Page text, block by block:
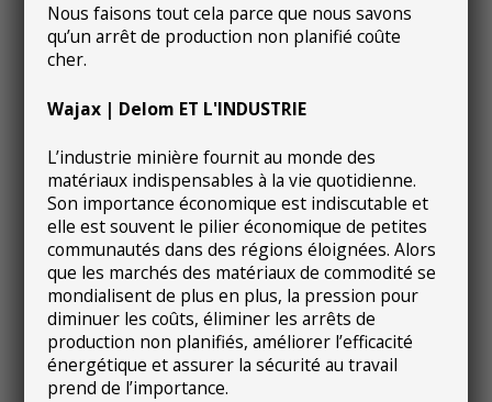
Nous faisons tout cela parce que nous savons
qu’un arrêt de production non planifié coûte
cher.
Wajax | Delom ET L'INDUSTRIE
L’industrie minière fournit au monde des
matériaux indispensables à la vie quotidienne.
Son importance économique est indiscutable et
elle est souvent le pilier économique de petites
communautés dans des régions éloignées. Alors
que les marchés des matériaux de commodité se
mondialisent de plus en plus, la pression pour
diminuer les coûts, éliminer les arrêts de
production non planifiés, améliorer l’efficacité
énergétique et assurer la sécurité au travail
prend de l’importance.